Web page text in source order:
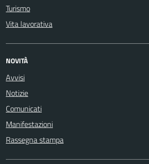
Turismo
Vita lavorativa
NOVITÀ
Avvisi
Notizie
Comunicati
Manifestazioni
Rassegna stampa